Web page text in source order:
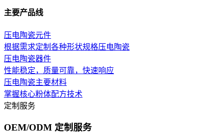
主要产品线
压电陶瓷元件
根据需求定制各种形状规格压电陶瓷
压电陶瓷器件
性能稳定，质量可靠，快速响应
压电陶瓷主要材料
掌握核心粉体配方技术
定制服务
OEM/ODM 定制服务